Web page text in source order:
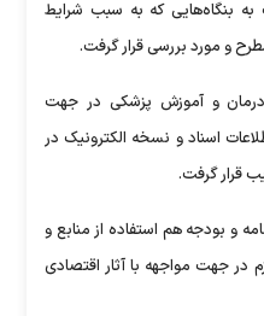
به بنگاه‌هایی که به سبب شرایط
و مورد بررسی قرار گرفت.
درمان و آموزش پزشکی در جهت
اسناد و نسخه الکترونیک در
قرار گرفت.
و بودجه هم استفاده از منابع و
و تدابیر لازم در جهت مواجهه با آثار اقتصادی